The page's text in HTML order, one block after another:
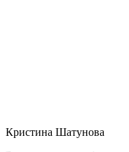
Кристина Шатунова